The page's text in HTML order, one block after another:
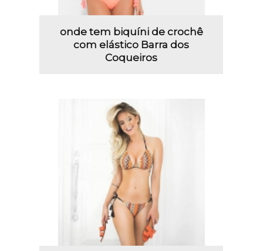
onde tem biquíni de crochê
com elástico Barra dos
Coqueiros